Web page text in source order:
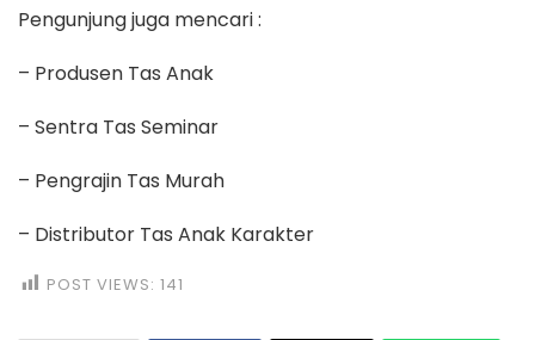
Pengunjung juga mencari :
– Produsen Tas Anak
– Sentra Tas Seminar
– Pengrajin Tas Murah
– Distributor Tas Anak Karakter
POST VIEWS: 141